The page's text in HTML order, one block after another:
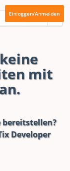
Einloggen/Anmelden
mit
bereitstellen?
Developer